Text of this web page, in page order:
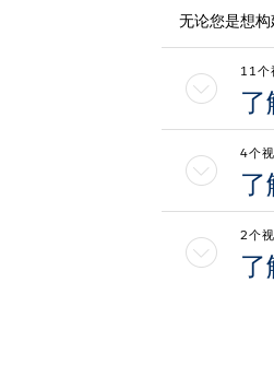
无论您是想
11个
4个
2个